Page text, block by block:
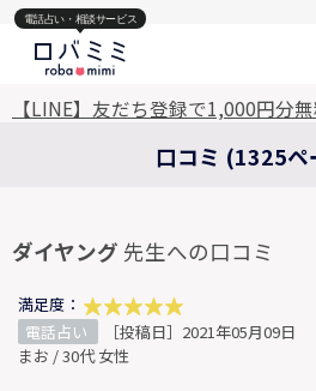
電話占い・相談サービス
【LINE】友だち登録で1,000円分
口コミ (1325ペ
ダイヤング 先生への口コミ
満足度：
電話占い
［投稿日］2021年05月09日
まお / 30代 女性